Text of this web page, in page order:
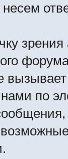
зрения
по